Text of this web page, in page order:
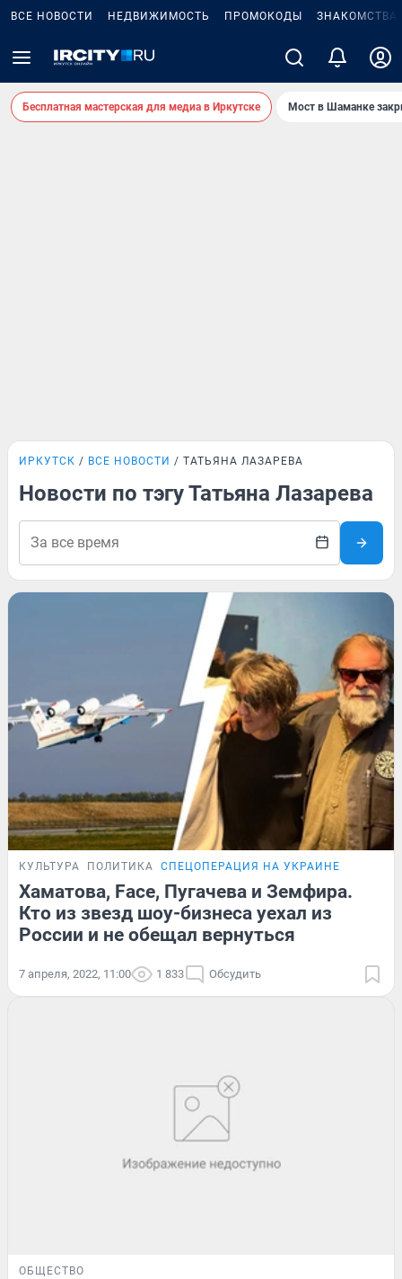
ВСЕ НОВОСТИ НЕДВИЖИМОСТЬ ПРОМОКОДЫ ЗНАКОМСТВА
Бесплатная мастерская для медиа в Иркутске Мост в Шаманке
ИРКУТСК ВСЕ НОВОСТИ ТАТЬЯНА ЛАЗАРЕВА
Новости по тэгу Татьяна Лазарева
КУЛЬТУРА ПОЛИТИКА СПЕЦОПЕРАЦИЯ НА УКРАИНЕ
Хаматова, Face, Пугачева и Земфира.
Кто из звезд шоу-бизнеса уехал из
России и не обещал вернуться
7 апреля, 2022, 11:00 1 833 Обсудить
ОБЩЕСТВО